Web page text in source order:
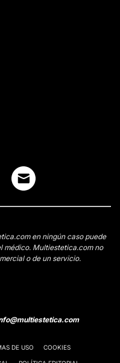
en ningún caso puede
médico. Multiestetica.com no
o de un servicio.
DE USO COOKIES